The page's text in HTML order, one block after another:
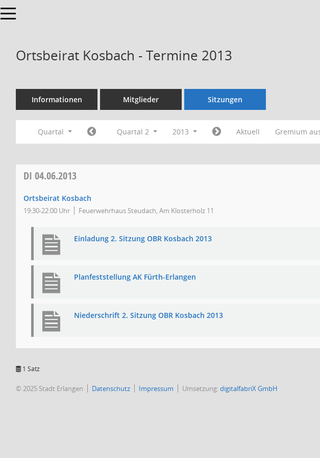
Toggle navigation
Ortsbeirat Kosbach - Termine 2013
Informationen Mitglieder Sitzungen
Quartal Quartal 2 2013 Aktuell Gremium
DI 04.06.2013
Ortsbeirat Kosbach
19:30-22:00 Uhr Feuerwehrhaus Steudach, Am Klosterholz 11
Einladung 2. Sitzung OBR Kosbach 2013
Planfeststellung AK Fürth-Erlangen
Niederschrift 2. Sitzung OBR Kosbach 2013
1 Satz
© 2025 Stadt Erlangen Datenschutz Impressum Umsetzung:digitalfabriX GmbH